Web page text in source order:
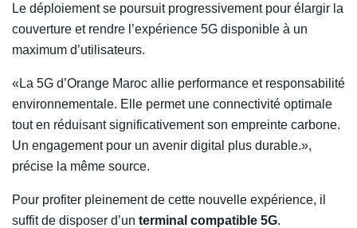
Le déploiement se poursuit progressivement pour élargir la
couverture et rendre l’expérience 5G disponible à un
maximum d’utilisateurs.
«La 5G d’Orange Maroc allie performance et responsabilité
environnementale. Elle permet une connectivité optimale
tout en réduisant significativement son empreinte carbone.
Un engagement pour un avenir digital plus durable.»,
précise la même source.
Pour profiter pleinement de cette nouvelle expérience, il
suffit de disposer d’un terminal compatible 5G.